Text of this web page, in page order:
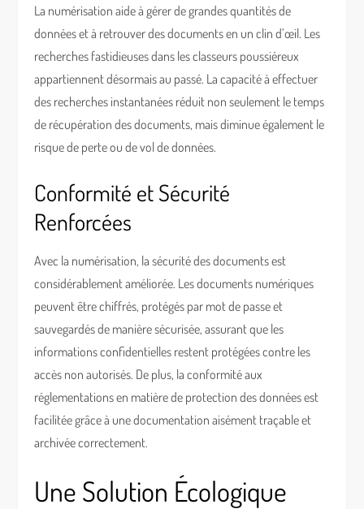
La numérisation aide à gérer de grandes quantités de
données et à retrouver des documents en un clin d’œil. Les
recherches fastidieuses dans les classeurs poussiéreux
appartiennent désormais au passé. La capacité à effectuer
des recherches instantanées réduit non seulement le temps
de récupération des documents, mais diminue également le
risque de perte ou de vol de données.
Conformité et Sécurité
Renforcées
Avec la numérisation, la sécurité des documents est
considérablement améliorée. Les documents numériques
peuvent être chiffrés, protégés par mot de passe et
sauvegardés de manière sécurisée, assurant que les
informations confidentielles restent protégées contre les
accès non autorisés. De plus, la conformité aux
réglementations en matière de protection des données est
facilitée grâce à une documentation aisément traçable et
archivée correctement.
Une Solution Écologique